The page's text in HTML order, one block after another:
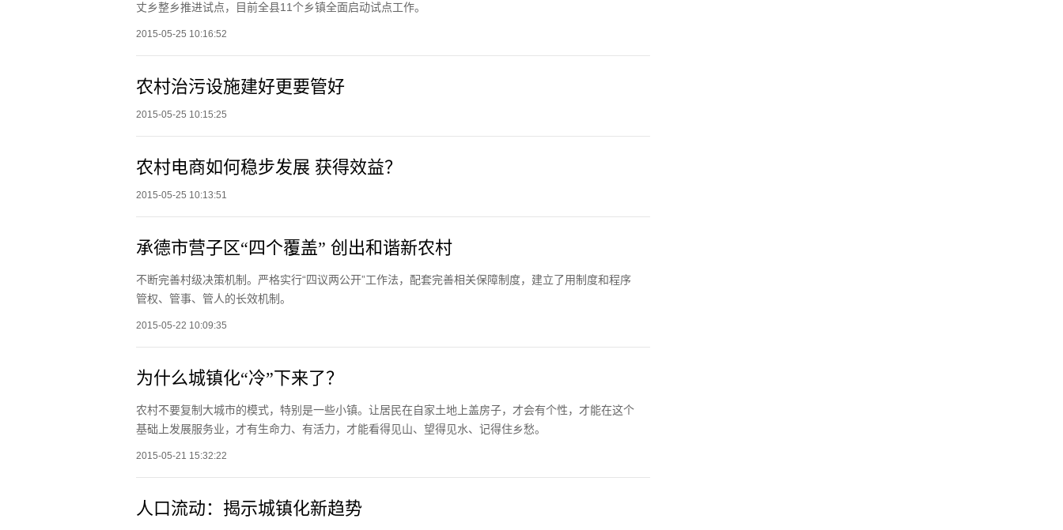
丈乡整乡推进试点，目前全县11个乡镇全面启动试点工作。
2015-05-25 10:16:52
农村治污设施建好更要管好
2015-05-25 10:15:25
农村电商如何稳步发展 获得效益？
2015-05-25 10:13:51
承德市营子区“四个覆盖” 创出和谐新农村
不断完善村级决策机制。严格实行“四议两公开”工作法，配套完善相关保障制度，建立了用制度和程序
管权、管事、管人的长效机制。
2015-05-22 10:09:35
为什么城镇化“冷”下来了？
农村不要复制大城市的模式，特别是一些小镇。让居民在自家土地上盖房子，才会有个性，才能在这个
基础上发展服务业，才有生命力、有活力，才能看得见山、望得见水、记得住乡愁。
2015-05-21 15:32:22
人口流动：揭示城镇化新趋势